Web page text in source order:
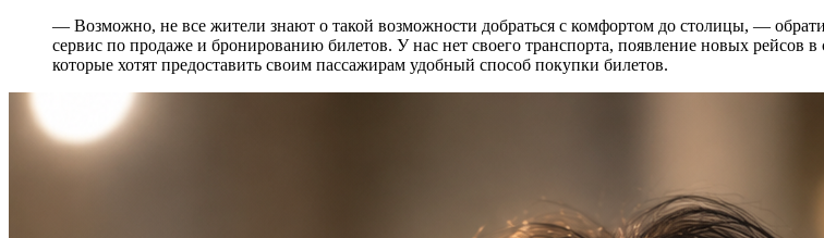
— Возможно, не все жители знают о такой возможности добраться с комфортом до столицы, —
сервис по продаже и бронированию билетов. У нас нет своего транспорта, появление новых рейсов
которые хотят предоставить своим пассажирам удобный способ покупки билетов.